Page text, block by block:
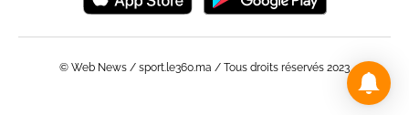
© Web News / sport.le360.ma / Tous droits réservés 2023